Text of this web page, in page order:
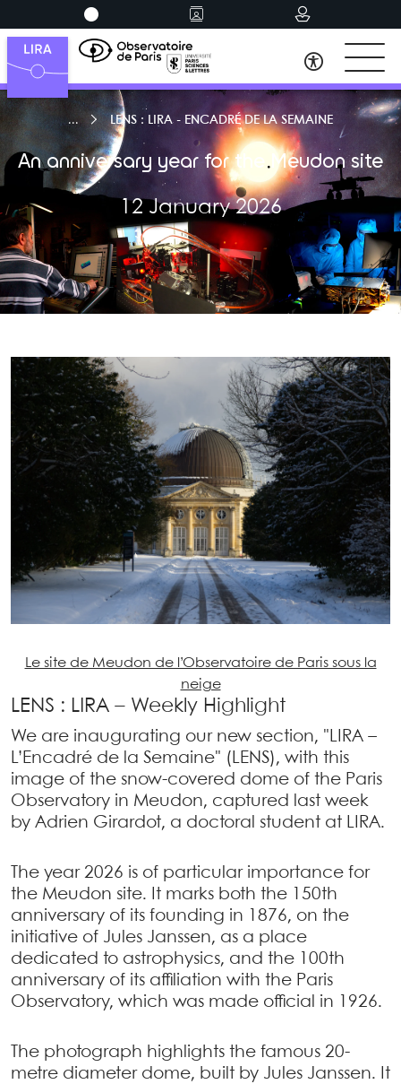
LENS : LIRA - ENCADRÉ DE LA SEMAINE
An anniversary year for the Meudon site
12 January 2026
Le site de Meudon de l’Observatoire de Paris sous la
neige
LENS : LIRA – Weekly Highlight
We are inaugurating our new section, "LIRA –
L’Encadré de la Semaine" (LENS), with this
image of the snow-covered dome of the Paris
Observatory in Meudon, captured last week
by Adrien Girardot, a doctoral student at LIRA.
The year 2026 is of particular importance for
the Meudon site. It marks both the 150th
anniversary of its founding in 1876, on the
initiative of Jules Janssen, as a place
dedicated to astrophysics, and the 100th
anniversary of its affiliation with the Paris
Observatory, which was made official in 1926.
The photograph highlights the famous 20-
metre diameter dome, built by Jules Janssen. It